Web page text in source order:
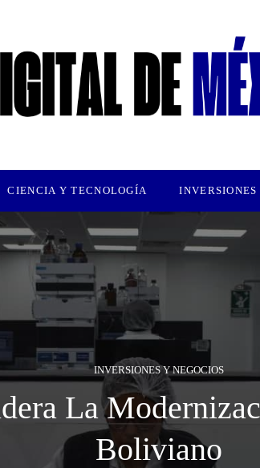
CIENCIA Y TECNOLOGÍA
INVERSIONES Y NEGOCIOS
La
Boliviano